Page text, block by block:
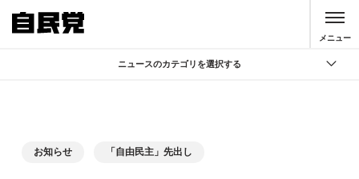
メニュー
ニュースのカテゴリを選択する
記者会見
お知らせ 「自由民主」先出し